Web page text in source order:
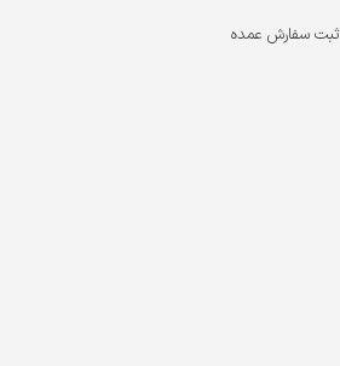
ثبت سفارش عمده